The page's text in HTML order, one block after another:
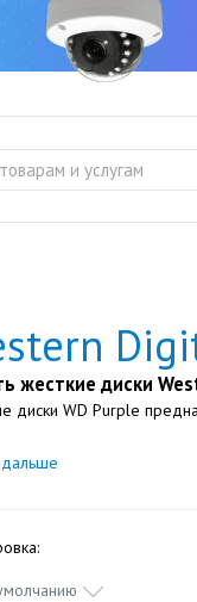
жесткие диски
диски WD Purple
дальше